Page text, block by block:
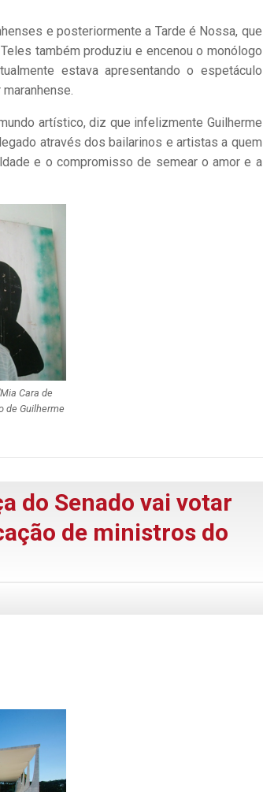
e posteriormente a Tarde é Nossa, que
também produziu e encenou o monólogo
estava apresentando o espetáculo
artístico, diz que infelizmente Guilherme
através dos bailarinos e artistas a quem
e o compromisso de semear o amor e a
Cara de
de Guilherme
do Senado vai votar
de ministros do